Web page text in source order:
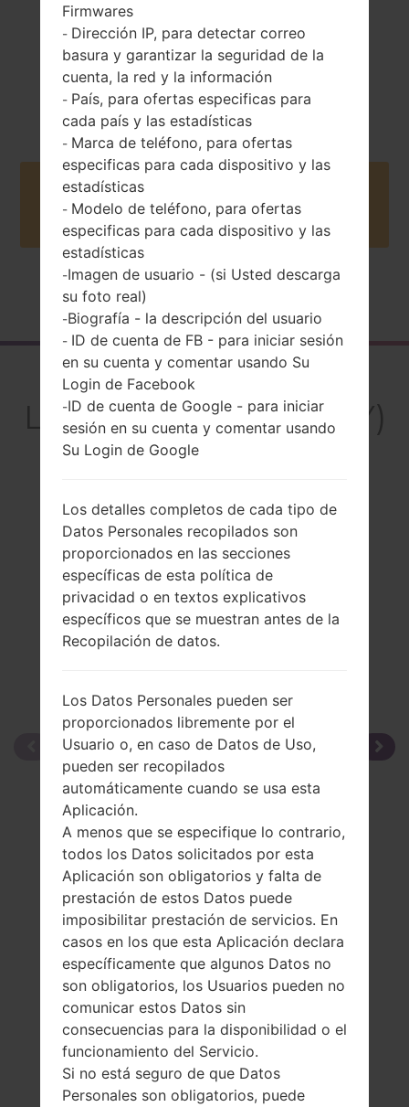
Unknown
Buy accessories on Amazon
Página principal
El resumen
LGH441ZY(LGH441ZY)
akaLG Spirit
Comparar
Firmwares
- Dirección IP, para detectar correo
basura y garantizar la seguridad de la
cuenta, la red y la información
- País, para ofertas especificas para
cada país y las estadísticas
- Marca de teléfono, para ofertas
especificas para cada dispositivo y las
estadísticas
- Modelo de teléfono, para ofertas
especificas para cada dispositivo y las
estadísticas
-Imagen de usuario - (si Usted descarga
su foto real)
-Biografía - la descripción del usuario
- ID de cuenta de FB - para iniciar sesión
en su cuenta y comentar usando Su
Login de Facebook
-ID de cuenta de Google - para iniciar
sesión en su cuenta y comentar usando
Su Login de Google
Los detalles completos de cada tipo de
Datos Personales recopilados son
proporcionados en las secciones
específicas de esta política de
privacidad o en textos explicativos
específicos que se muestran antes de la
Recopilación de datos.
Los Datos Personales pueden ser
proporcionados libremente por el
Usuario o, en caso de Datos de Uso,
pueden ser recopilados
automáticamente cuando se usa esta
Aplicación.
A menos que se especifique lo contrario,
todos los Datos solicitados por esta
Aplicación son obligatorios y falta de
prestación de estos Datos puede
imposibilitar prestación de servicios. En
casos en los que esta Aplicación declara
específicamente que algunos Datos no
son obligatorios, los Usuarios pueden no
comunicar estos Datos sin
consecuencias para la disponibilidad o el
funcionamiento del Servicio.
Si no está seguro de que Datos
Personales son obligatorios, puede